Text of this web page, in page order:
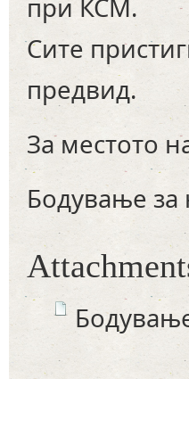
при КСМ.
Сите
предвид.
За местото
Бодување за